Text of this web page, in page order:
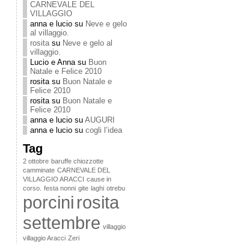
CARNEVALE DEL
VILLAGGIO
anna e lucio su Neve e gelo
al villaggio.
rositasu Neve e gelo al
villaggio.
Lucio e Annasu Buon
Natale e Felice 2010
rositasu Buon Natale e
Felice 2010
rositasu Buon Natale e
Felice 2010
anna e lucio su AUGURI
anna e lucio su cogli l’idea
Tag
2 ottobre baruffe chiozzotte
camminate CARNEVALE DEL
VILLAGGIO ARACCI cause in
corso. festa nonni gite laghi otrebu
porcini rosita
settembre villaggio
villaggio Aracci Zeri